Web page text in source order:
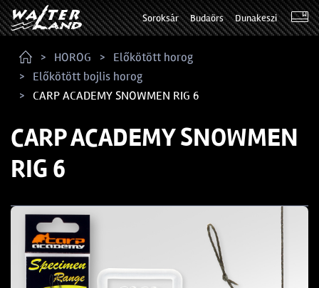
Soroksár Budaörs Dunakeszi
HOROG
Előkötött horog
Előkötött bojlis horog
CARP ACADEMY SNOWMEN RIG 6
CARP ACADEMY SNOWMEN
RIG 6